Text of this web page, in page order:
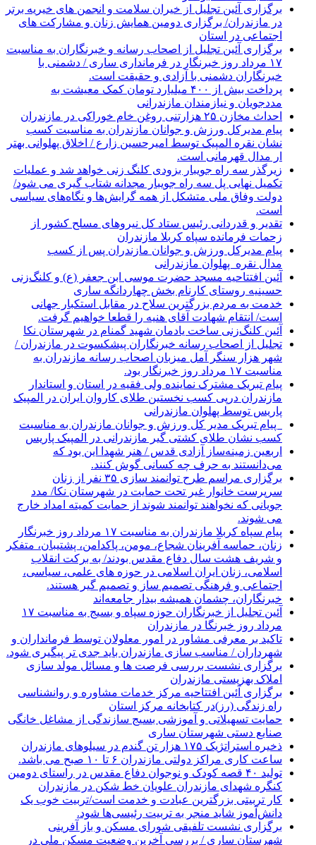
برگزاری آئین تجلیل از خیران سلامت و انجمن های خیریه برتر
در مازندران/ برگزاری دومین همایش زنان و مشارکت های
اجتماعی در استان
برگزاری آئین تجلیل از اصحاب رسانه و خبرنگاران به مناسبت
۱۷ مرداد روز خبرنگار در فرمانداری ساری / دشمنی با
خبرنگاران دشمنی با آزادی و حقیقت است.
پرداخت بیش از ۴۰۰ میلیارد تومان کمک معیشت به
مددجویان و نیازمندان مازندرانی
احداث مخازن ۲۵ هزارتنی روغن خام خوراکی در مازندران
پیام مدیرکل ورزش و جوانان مازندران به مناسبت کسب
نشان نقره المپیک توسط امیرحسین زارع / اخلاق پهلوانی بهتر
ار مدال قهرمانی است.
زیرگذر سه راه جویبار بزودی کلنگ زنی خواهد شد و عملیات
تکمیل نهایی پل سه راه جویبار مجدانه شتاب گیری می شود/
دولت وفاق ملی متشکل از همه گرایش‌ها و نگاه‌های سیاسی
است.
تقدیر و قدردانی رئیس ستاد کل نیرو‌های مسلح کشور از
زحمات فرمانده سپاه کربلا مازندران
پیام مدیرکل ورزش و جوانان مازندران پس از کسب
مدال نقره پهلوان مازندرانی
آئین افتتاحیه مسجد حضرت موسی ابن جعفر (ع) و کلنگ‌زنی
حسینیه روستای کارنام بخش چهاردانگه ساری
خدمت به مردم بزرگترین سلاح در مقابل استکبار جهانی
است/ انتقام شهادت آقای هنیه را قطعا خواهیم گرفت.
آئین کلنگ‌زنی ساخت یادمان شهید گمنام در شهرستان نکا
تجلیل از اصحاب رسانه خبرنگاران پیشکسوت در مازندران /
شهر هزار سنگر آمل میزبان اصحاب رسانه مازندران به
مناسبت ۱۷ مرداد روز خبرنگار بود.
پیام تبریک مشترک نماینده ولی فقیه در استان و استاندار
مازندران درپی کسب نخستین طلای کاروان ایران در المپیک
پاریس توسط پهلوان مازندرانی
‍ ‍ پیام تبریک مدیر کل ورزش و جوانان مازندران به مناسبت
کسب نشان طلای کشتی گیر مازندرانی در المپیک پاریس
اربعین زمینه‌ساز آزادی قدس / هنر شهدا این بود که
می‌دانستند به حرف چه کسانی گوش کنند.
برگزاری مراسم طرح توانمند سازی ۳۵ نفر از زنان
سرپرست خانوار غیر تحت حمایت در شهرستان نکا/ مدد
جویانی که نخواهند توانمند شوند از حمایت کمیته امداد خارج
می شوند.
پیام سپاه کربلا مازندران به مناسبت ۱۷ مرداد روز خبرنگار
زنان، حماسه آفرینان شجاع، مومن، پاکدامن، پشتیبان، متفکر
و شریف هشت سال دفاع مقدس بودند/ به برکت انقلاب
اسلامی، زنان ایران اسلامی در حوزه های علمی، سیاسی،
اجتماعی و فرهنگی تصمیم ساز و تصمیم گیر هستند.
خبرنگاران، چشمان همیشه بیدار جامعه‌اند
آئین تجلیل از خبرنگاران حوزه سپاه و بسیج به مناسبت ۱۷
مرداد روز خبرنگا در مازندران
تاکید بر معرفی مشاور در امور معلولان توسط فرمانداران و
شهرداران / مناسب سازی مازندران باید جدی تر پیگیری شود.
برگزاری نشست بررسی فرصت ها و مسائل مولد سازی
املاک بهزیستی مازندران
برگزاری آئین افتتاحیه مرکز خدمات مشاوره و روانشناسی
راه زندگی (رز)در کتابخانه مرکز استان
حمایت تسهیلاتی و آموزشی بسیج سازندگی از مشاغل خانگی
صنایع دستی شهرستان ساری
ذخیره استراتژیک ۱۷۵ هزار تن گندم در سیلوهای مازندران
ساعت کاری مراکز دولتی مازندران ۶ تا ۱۰ صبح می باشد.
تولید ۴۰ قصه کودک و نوجوان دفاع مقدس در راستای دومین
کنگره شهدای مازندران علویان خط شکن در مازندران
کار تربیتی بزرگترین عبادت و خدمت است/تربیت خوب یک
دانش‌آموز شاید منجر به تربیت رئیسی‌ها شود.
برگزاری ‌نشست تلفیقی شورای مسکن و باز آفرینی
شهرستان ساری / بررسی آخرین وضعیت مسکن ملی در